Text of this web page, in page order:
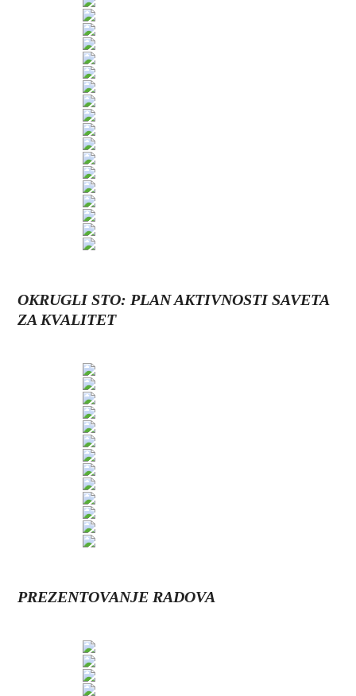
OKRUGLI STO: PLAN AKTIVNOSTI SAVETA
ZA KVALITET
PREZENTOVANJE RADOVA